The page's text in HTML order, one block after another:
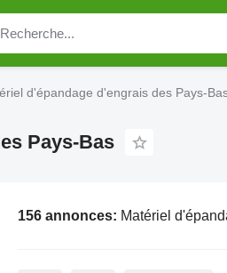
d'épandage d'engrais des Pays-
Pays-Bas
156 annonces: Matériel